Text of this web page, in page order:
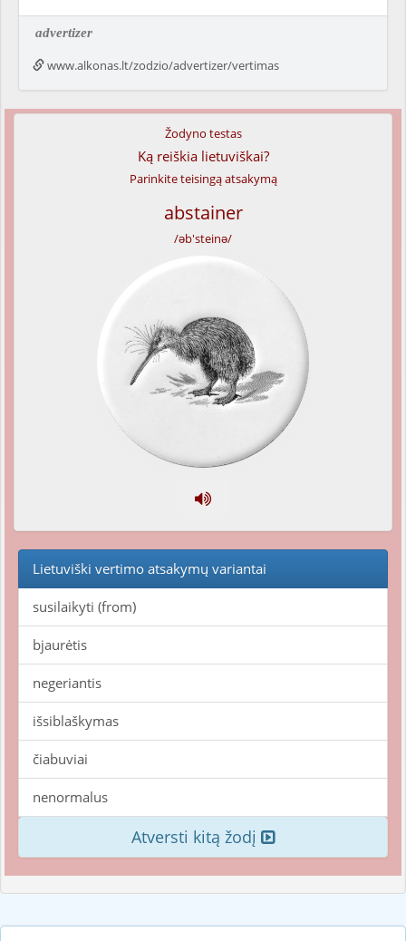
advertizer
www.alkonas.lt/zodzio/advertizer/vertimas
Žodyno testas
Ką reiškia lietuviškai?
Parinkite teisingą atsakymą
abstainer
/əb'steinə/
Lietuviški vertimo atsakymų variantai
susilaikyti (from)
bjaurėtis
negeriantis
išsiblaškymas
čiabuviai
nenormalus
Atversti kitą žodį